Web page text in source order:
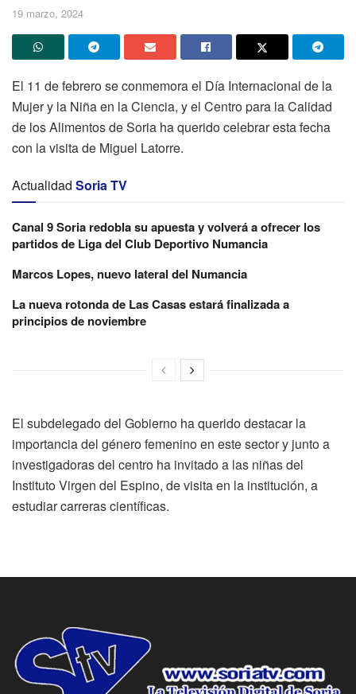
19 marzo, 2024
El 11 de febrero se conmemora el Día Internacional de la
Mujer y la Niña en la Ciencia, y el Centro para la Calidad
de los Alimentos de Soria ha querido celebrar esta fecha
con la visita de Miguel Latorre.
Actualidad Soria TV
Canal 9 Soria redobla su apuesta y volverá a ofrecer los
partidos de Liga del Club Deportivo Numancia
Marcos Lopes, nuevo lateral del Numancia
La nueva rotonda de Las Casas estará finalizada a
principios de noviembre
El subdelegado del Gobierno ha querido destacar la
importancia del género femenino en este sector y junto a
investigadoras del centro ha invitado a las niñas del
Instituto Virgen del Espino, de visita en la institución, a
estudiar carreras científicas.